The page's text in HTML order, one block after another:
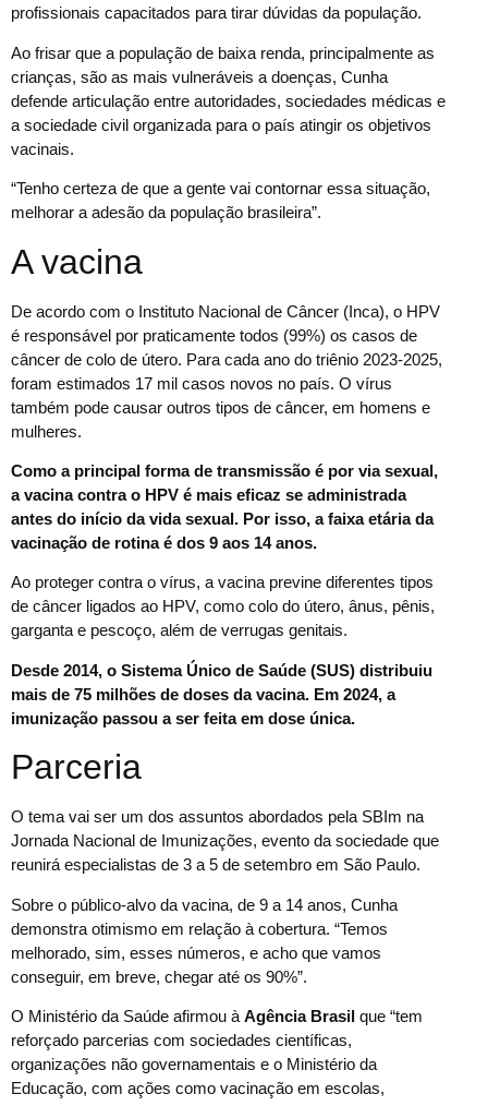
profissionais capacitados para tirar dúvidas da população.
Ao frisar que a população de baixa renda, principalmente as
crianças, são as mais vulneráveis a doenças, Cunha
defende articulação entre autoridades, sociedades médicas e
a sociedade civil organizada para o país atingir os objetivos
vacinais.
“Tenho certeza de que a gente vai contornar essa situação,
melhorar a adesão da população brasileira”.
A vacina
De acordo com o Instituto Nacional de Câncer (Inca), o HPV
é responsável por praticamente todos (99%) os casos de
câncer de colo de útero. Para cada ano do triênio 2023-2025,
foram estimados 17 mil casos novos no país. O vírus
também pode causar outros tipos de câncer, em homens e
mulheres.
Como a principal forma de transmissão é por via sexual,
a vacina contra o HPV é mais eficaz se administrada
antes do início da vida sexual. Por isso, a faixa etária da
vacinação de rotina é dos 9 aos 14 anos.
Ao proteger contra o vírus, a vacina previne diferentes tipos
de câncer ligados ao HPV, como colo do útero, ânus, pênis,
garganta e pescoço, além de verrugas genitais.
Desde 2014, o Sistema Único de Saúde (SUS) distribuiu
mais de 75 milhões de doses da vacina. Em 2024, a
imunização passou a ser feita em dose única.
Parceria
O tema vai ser um dos assuntos abordados pela SBIm na
Jornada Nacional de Imunizações, evento da sociedade que
reunirá especialistas de 3 a 5 de setembro em São Paulo.
Sobre o público-alvo da vacina, de 9 a 14 anos, Cunha
demonstra otimismo em relação à cobertura. “Temos
melhorado, sim, esses números, e acho que vamos
conseguir, em breve, chegar até os 90%”.
O Ministério da Saúde afirmou à Agência Brasil que “tem
reforçado parcerias com sociedades científicas,
organizações não governamentais e o Ministério da
Educação, com ações como vacinação em escolas,